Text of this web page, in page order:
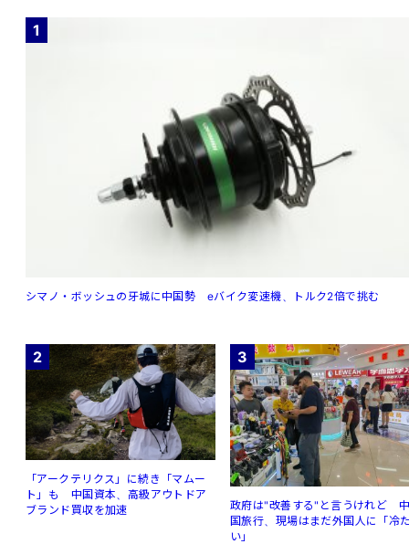
1
シマノ・ボッシュの牙城に中国勢 eバイク変速機、トルク2倍で挑む
2
「アークテリクス」に続き「マムー
ト」も 中国資本、高級アウトドア
ブランド買収を加速
3
政府は"改善する"と言うけれど
国旅行、現場はまだ外国人に「冷
い」